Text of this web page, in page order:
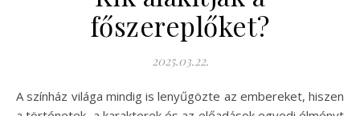
főszereplőket?
2025.03.22.
A színház világa mindig is lenyűgözte az embereket, hiszen